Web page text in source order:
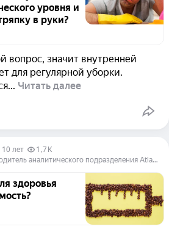
уровня и
в руки?
вопрос, значит внутренней
для регулярной уборки.
Читать далее
10 лет
1,7 K
Врач-генетик, Руководитель аналитического подразделения Atlas Biomed Group
здоровья